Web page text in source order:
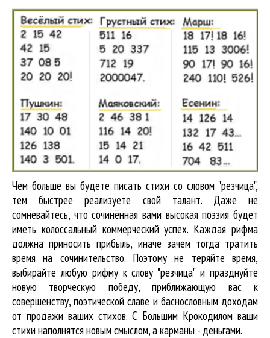
Чем больше вы будете писать стихи со словом "резчица",
тем быстрее реализуете свой талант. Даже не
сомневайтесь, что сочинённая вами высокая поэзия будет
иметь колоссальный коммерческий успех. Каждая рифма
должна приносить прибыль, иначе зачем тогда тратить
время на сочинительство. Поэтому не теряйте время,
выбирайте любую рифму к слову "резчица" и празднуйте
новую творческую победу, приближающую вас к
совершенству, поэтической славе и баснословным доходам
от продажи ваших стихов. С Большим Крокодилом ваши
стихи наполнятся новым смыслом, а карманы - деньгами.